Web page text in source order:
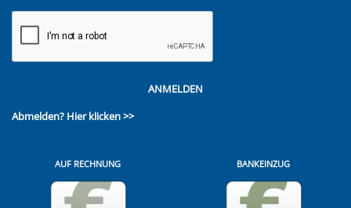
ANMELDEN
Abmelden? Hier klicken >>
AUF RECHNUNG BANKEINZUG